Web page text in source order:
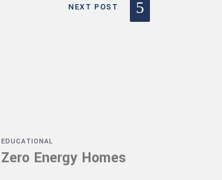
NEXT POST
EDUCATIONAL
Zero Energy Homes